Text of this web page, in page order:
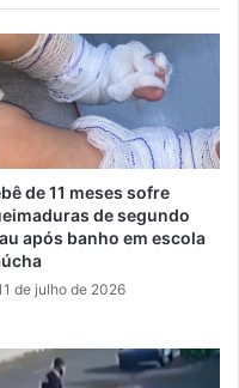
de 11 meses sofre
de segundo
após banho em escola
de julho de 2026